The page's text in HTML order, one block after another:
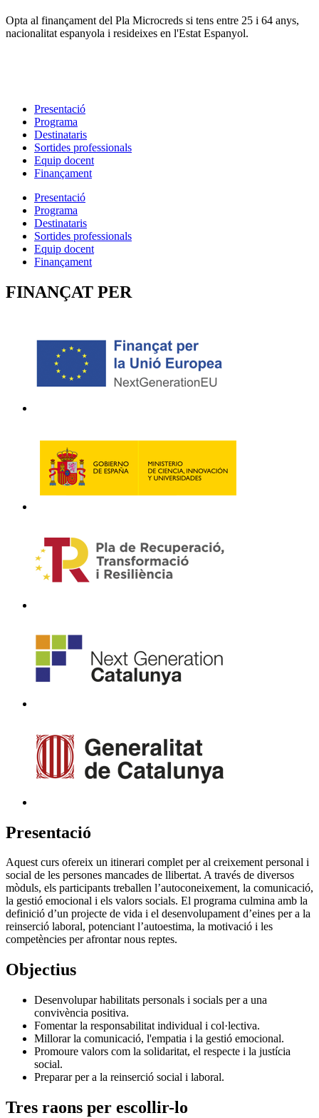
Opta al finançament del Pla Microcreds si tens entre 25 i 64 anys,
nacionalitat espanyola i resideixes en l'Estat Espanyol.
Presentació
Programa
Destinataris
Sortides professionals
Equip docent
Finançament
Presentació
Programa
Destinataris
Sortides professionals
Equip docent
Finançament
FINANÇAT PER
Presentació
Aquest curs ofereix un itinerari complet per al creixement personal i
social de les persones mancades de llibertat. A través de diversos
mòduls, els participants treballen l’autoconeixement, la comunicació,
la gestió emocional i els valors socials. El programa culmina amb la
definició d’un projecte de vida i el desenvolupament d’eines per a la
reinserció laboral, potenciant l’autoestima, la motivació i les
competències per afrontar nous reptes.
Objectius
Desenvolupar habilitats personals i socials per a una
convivència positiva.
Fomentar la responsabilitat individual i col·lectiva.
Millorar la comunicació, l'empatia i la gestió emocional.
Promoure valors com la solidaritat, el respecte i la justícia
social.
Preparar per a la reinserció social i laboral.
Tres raons per escollir-lo